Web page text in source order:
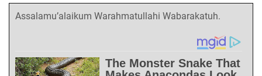
Assalamu’alaikum Warahmatullahi Wabarakatuh.